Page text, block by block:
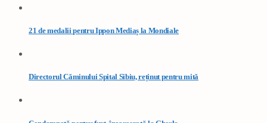
21 de medalii pentru Ippon Mediaș la Mondiale
Directorul Căminului Spital Sibiu, reținut pentru mită